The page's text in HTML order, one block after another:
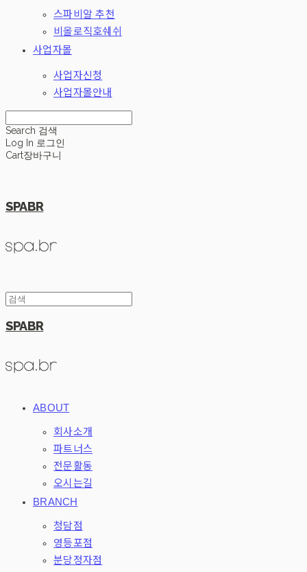
스파비알 추천
비올로직호쉐쉬
사업자몰
사업자신청
사업자몰안내
Search 검색
Log In 로그인
Cart장바구니
SPABR
SPABR
ABOUT
회사소개
파트너스
전문활동
오시는길
BRANCH
청담점
영등포점
분당정자점